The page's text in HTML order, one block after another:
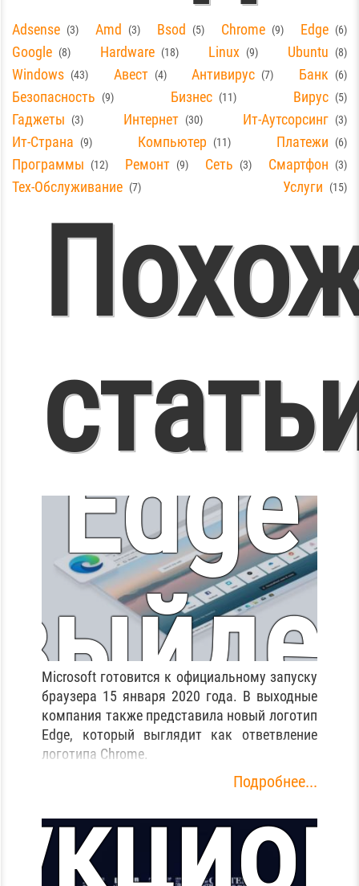
Adsense 3 Amd 3 Bsod 5 Chrome 9 Edge 6
Google 8 Hardware 18 Linux 9 Ubuntu 8
Windows 43 Авест 4 Антивирус 7 Банк 6
Безопасность 9 Бизнес 11 Вирус 5
Гаджеты 3 Интернет 30 Ит-Аутсорсинг 3
Ит-Страна 9 Компьютер 11 Платежи 6
Программы 12 Ремонт 9 Сеть 3 Смартфон 3
Тех-Обслуживание 7 Услуги 15
Edge
15
Microsoft готовится к официальному запуску
браузера 15 января 2020 года. В выходные
компания также представила новый логотип
Edge, который выглядит как ответвление
логотипа Chrome.
Подробнее...
В
с